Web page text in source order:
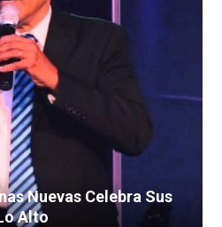
Nuevas Celebra Sus
Alto